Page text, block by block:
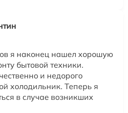
я наконец нашел хорошую
бытовой техники.
и недорого
холодильник. Теперь я
в случае возникших